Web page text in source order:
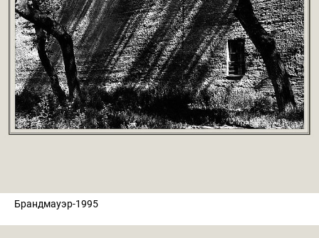
Брандмауэр-1995